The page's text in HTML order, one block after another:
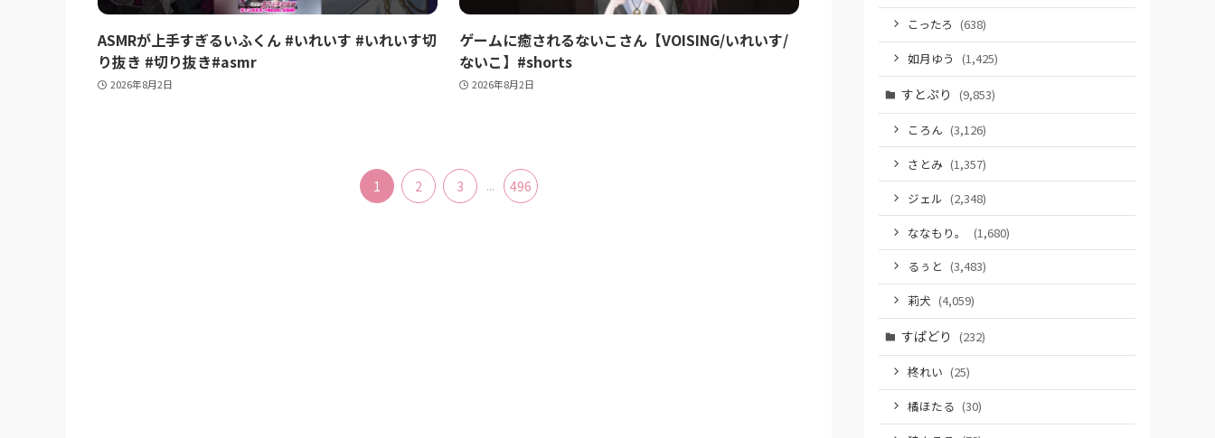
ASMRが上手すぎるいふくん #いれいす #いれいす切
り抜き #切り抜き#asmr
2026年8月2日
ゲームに癒されるないこさん【VOISING/いれいす/
ないこ】#shorts
2026年8月2日
1 2 3 ... 496
こったろ (638)
如月ゆう (1,425)
すとぷり (9,853)
ころん (3,126)
さとみ (1,357)
ジェル (2,348)
ななもり。
(1,680)
るぅと (3,483)
莉犬 (4,059)
すぱどり (232)
柊れい (25)
橘ほたる (30)